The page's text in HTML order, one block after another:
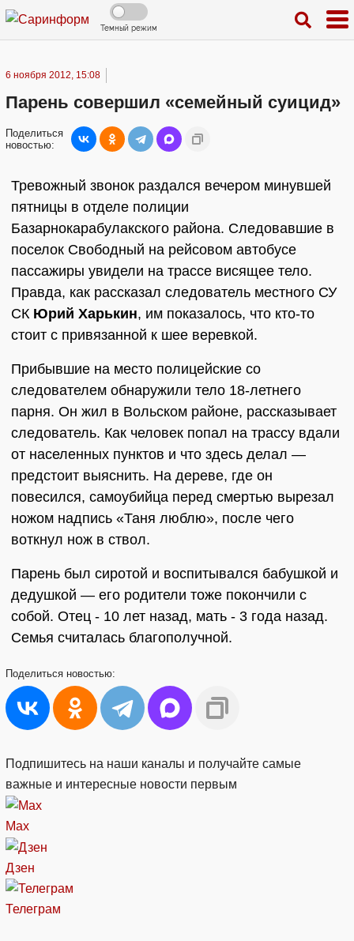
Темный режим
6 ноября 2012, 15:08
Парень совершил «семейный суицид»
Поделиться
новостью:
Тревожный звонок раздался вечером минувшей
пятницы в отделе полиции
Базарнокарабулакского района. Следовавшие в
поселок Свободный на рейсовом автобусе
пассажиры увидели на трассе висящее тело.
Правда, как рассказал следователь местного СУ
СК Юрий Харькин, им показалось, что кто-то
стоит с привязанной к шее веревкой.
Прибывшие на место полицейские со
следователем обнаружили тело 18-летнего
парня. Он жил в Вольском районе, рассказывает
следователь. Как человек попал на трассу вдали
от населенных пунктов и что здесь делал —
предстоит выяснить. На дереве, где он
повесился, самоубийца перед смертью вырезал
ножом надпись «Таня люблю», после чего
воткнул нож в ствол.
Парень был сиротой и воспитывался бабушкой и
дедушкой — его родители тоже покончили с
собой. Отец - 10 лет назад, мать - 3 года назад.
Семья считалась благополучной.
Поделиться новостью:
Подпишитесь на наши каналы и получайте самые
важные и интересные новости первым
Max
Дзен
Телеграм